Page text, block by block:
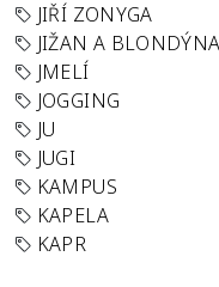
JIŘÍ ZONYGA
JIŽAN A BLONDÝNA
JMELÍ
JOGGING
JU
JUGI
KAMPUS
KAPELA
KAPR